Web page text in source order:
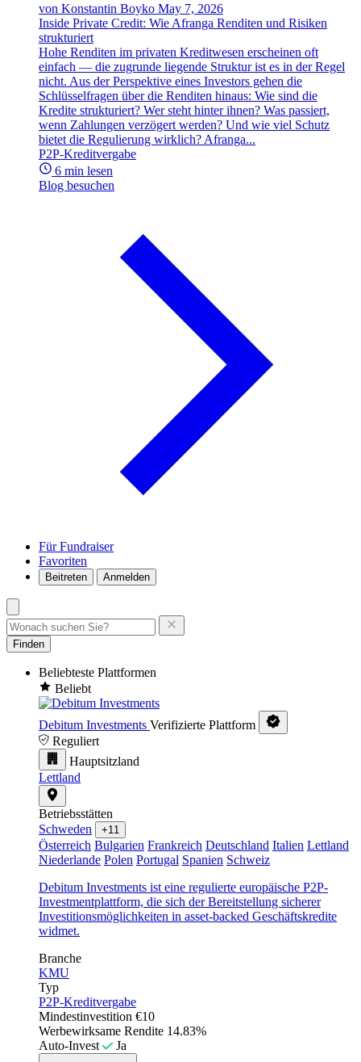
von Konstantin Boyko May 7, 2026
Inside Private Credit: Wie Afranga Renditen und Risiken
strukturiert
Hohe Renditen im privaten Kreditwesen erscheinen oft
einfach — die zugrunde liegende Struktur ist es in der Regel
nicht. Aus der Perspektive eines Investors gehen die
Schlüsselfragen über die Renditen hinaus: Wie sind die
Kredite strukturiert? Wer steht hinter ihnen? Was passiert,
wenn Zahlungen verzögert werden? Und wie viel Schutz
bietet die Regulierung wirklich? Afranga...
P2P-Kreditvergabe
6 min lesen
Blog besuchen
Für Fundraiser
Favoriten
Beitreten Anmelden
Finden
Beliebteste Plattformen
Beliebt
Debitum Investments Verifizierte Plattform
Reguliert
Hauptsitzland
Lettland
Betriebsstätten
Schweden
+11
Österreich Bulgarien Frankreich Deutschland Italien Lettland
Niederlande Polen Portugal Spanien Schweiz
Debitum Investments ist eine regulierte europäische P2P-
Investmentplattform, die sich der Bereitstellung sicherer
Investitionsmöglichkeiten in asset-backed Geschäftskredite
widmet.
Branche
KMU
Typ
P2P-Kreditvergabe
Mindestinvestition €10
Werbewirksame Rendite 14.83%
Auto-Invest
Ja